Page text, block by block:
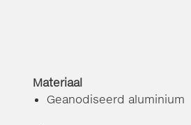
Materiaal
Geanodiseerd aluminium